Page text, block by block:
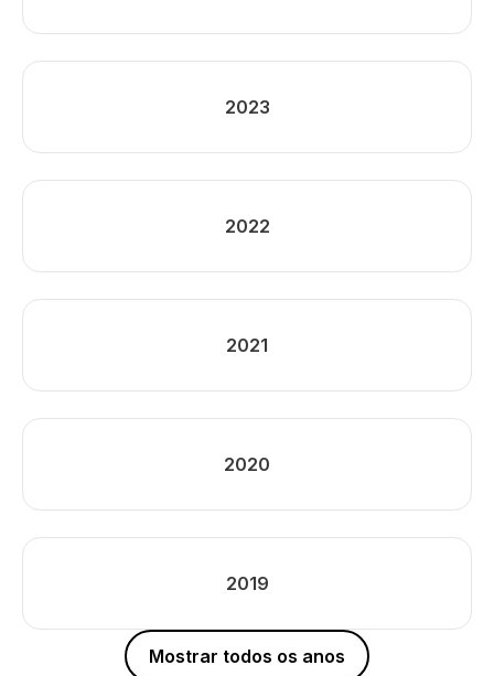
2023
2022
2021
2020
2019
Mostrar todos os anos